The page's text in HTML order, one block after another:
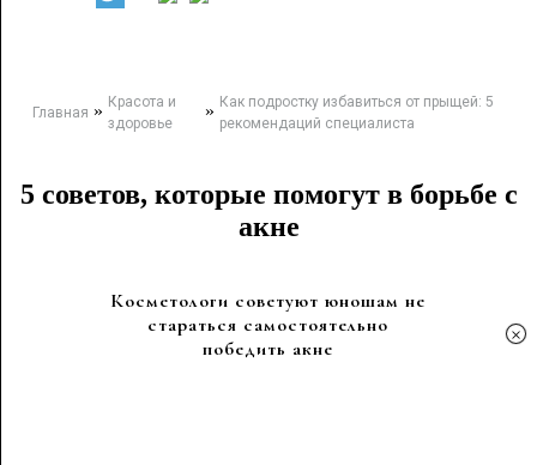
Главная » Красота и
здоровье
» Как подростку избавиться от прыщей: 5
рекомендаций специалиста
5 советов, которые помогут в борьбе с
акне
Косметологи советуют юношам не
стараться самостоятельно
победить акне
×